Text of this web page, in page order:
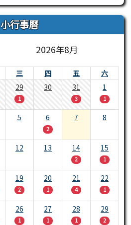
小行事曆
2026年8月
三 四 五
六
29
1
30 31
3
1
1
5 6
2
7 8
12 13 14
2
15
1
19
2
20
1
21
4
22
1
26
1
27
1
28
1
29
2